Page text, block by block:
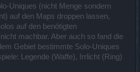
Uniques (nicht Menge sondern
auf den Maps droppen lassen,
auf den benötigten
machbar. Aber auch so fand die
Gebiet bestimmte Solo-Uniques
Legende (Waffe), Irrlicht (Ring)